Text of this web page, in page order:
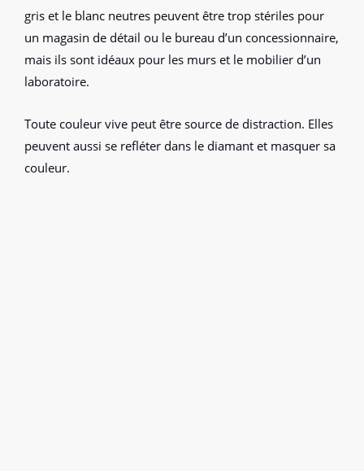
gris et le blanc neutres peuvent être trop stériles pour
un magasin de détail ou le bureau d’un concessionnaire,
mais ils sont idéaux pour les murs et le mobilier d’un
laboratoire.
Toute couleur vive peut être source de distraction. Elles
peuvent aussi se refléter dans le diamant et masquer sa
couleur.